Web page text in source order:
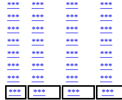
***
*** *** ***
***
*** *** ***
***
*** *** ***
***
*** *** ***
***
*** *** ***
***
*** *** ***
***
*** *** ***
***
*** *** ***